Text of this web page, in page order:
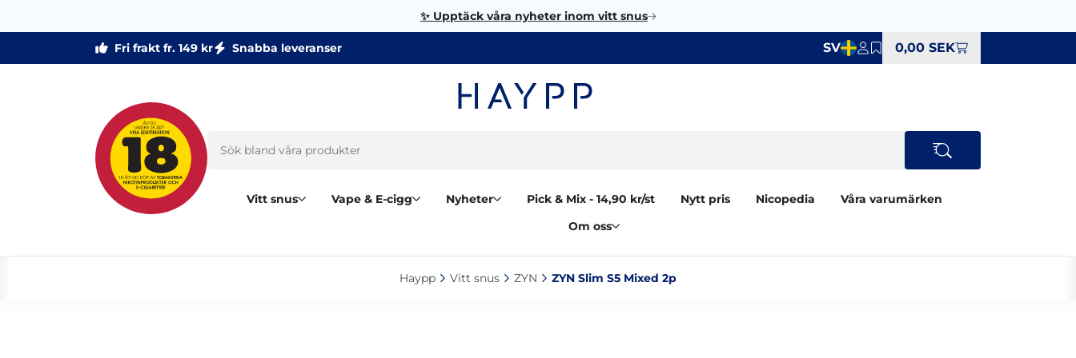
✨ Upptäck våra nyheter inom vitt snus
Fri frakt fr. 149 kr Snabba leveranser SV 0,00 SEK
Vitt snus Vape & E-cigg Nyheter Pick & Mix - 14,90 kr/st Nytt pris Nicopedia
Våra varumärken
Om oss
Haypp‎ Vitt snus‎ ZYN‎ ZYN Slim S5 Mixed 2p‎